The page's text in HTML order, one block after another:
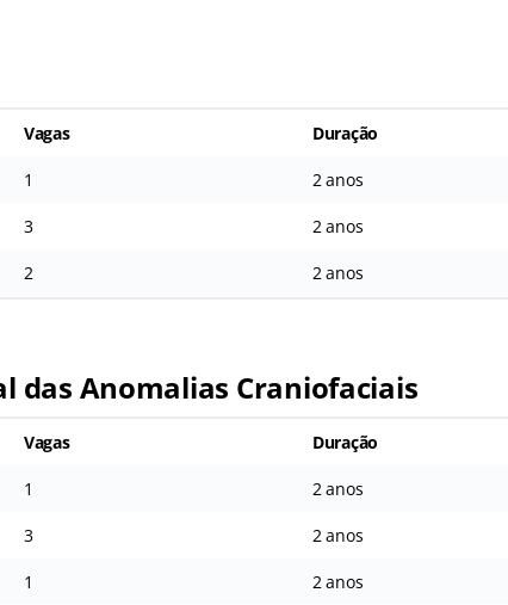
Vagas Duração
1 2 anos
3 2 anos
2 2 anos
das Anomalias Craniofaciais
Vagas Duração
1 2 anos
3 2 anos
1 2 anos